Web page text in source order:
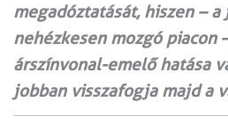
megadóztatását, hiszen –
nehézkesen mozgó piacon
árszínvonal-emelő hatása
jobban visszafogja majd a